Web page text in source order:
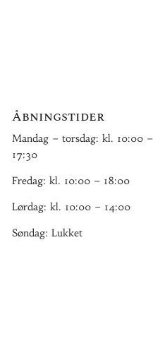
Åbningstider
Mandag – torsdag: kl. 10:00 –
17:30
Fredag: kl. 10:00 – 18:00
Lørdag: kl. 10:00 – 14:00
Søndag: Lukket